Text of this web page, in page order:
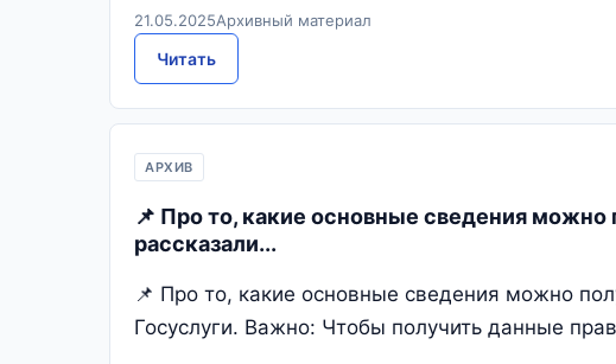
21.05.2025Архивный материал
Читать
АРХИВ
📌 Про то, какие основные сведения
рассказали...
📌 Про то, какие основные сведения можно
Госуслуги. Важно: Чтобы получить данные